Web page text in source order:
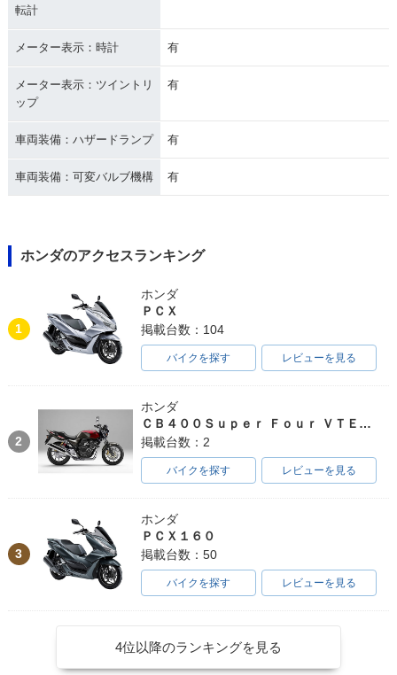
転計
メーター表示：時計 有
メーター表示：ツイントリ
ップ
有
車両装備：ハザードランプ 有
車両装備：可変バルブ機構 有
ホンダのアクセスランキング
1
ホンダ
ＰＣＸ
掲載台数：104
バイクを探す レビューを見る
2
ホンダ
ＣＢ４００Ｓｕｐｅｒ Ｆｏｕｒ ＶＴＥＣ ＳＰＥＣ３
掲載台数：2
バイクを探す レビューを見る
3
ホンダ
ＰＣＸ１６０
掲載台数：50
バイクを探す レビューを見る
4位以降のランキングを見る